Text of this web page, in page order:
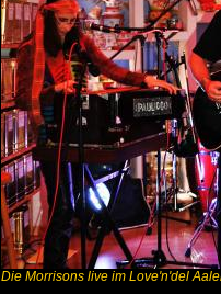
Die Morrisons live im Love'n'del